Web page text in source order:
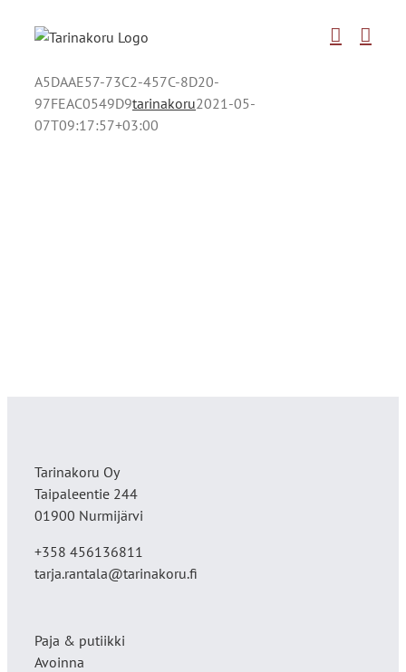
A5DAAE57-73C2-457C-8D20-
97FEAC0549D9tarinakoru2021-05-
07T09:17:57+03:00
Tarinakoru Oy
Taipaleentie 244
01900 Nurmijärvi
+358 456136811
tarja.rantala@tarinakoru.fi
Paja & putiikki
Avoinna